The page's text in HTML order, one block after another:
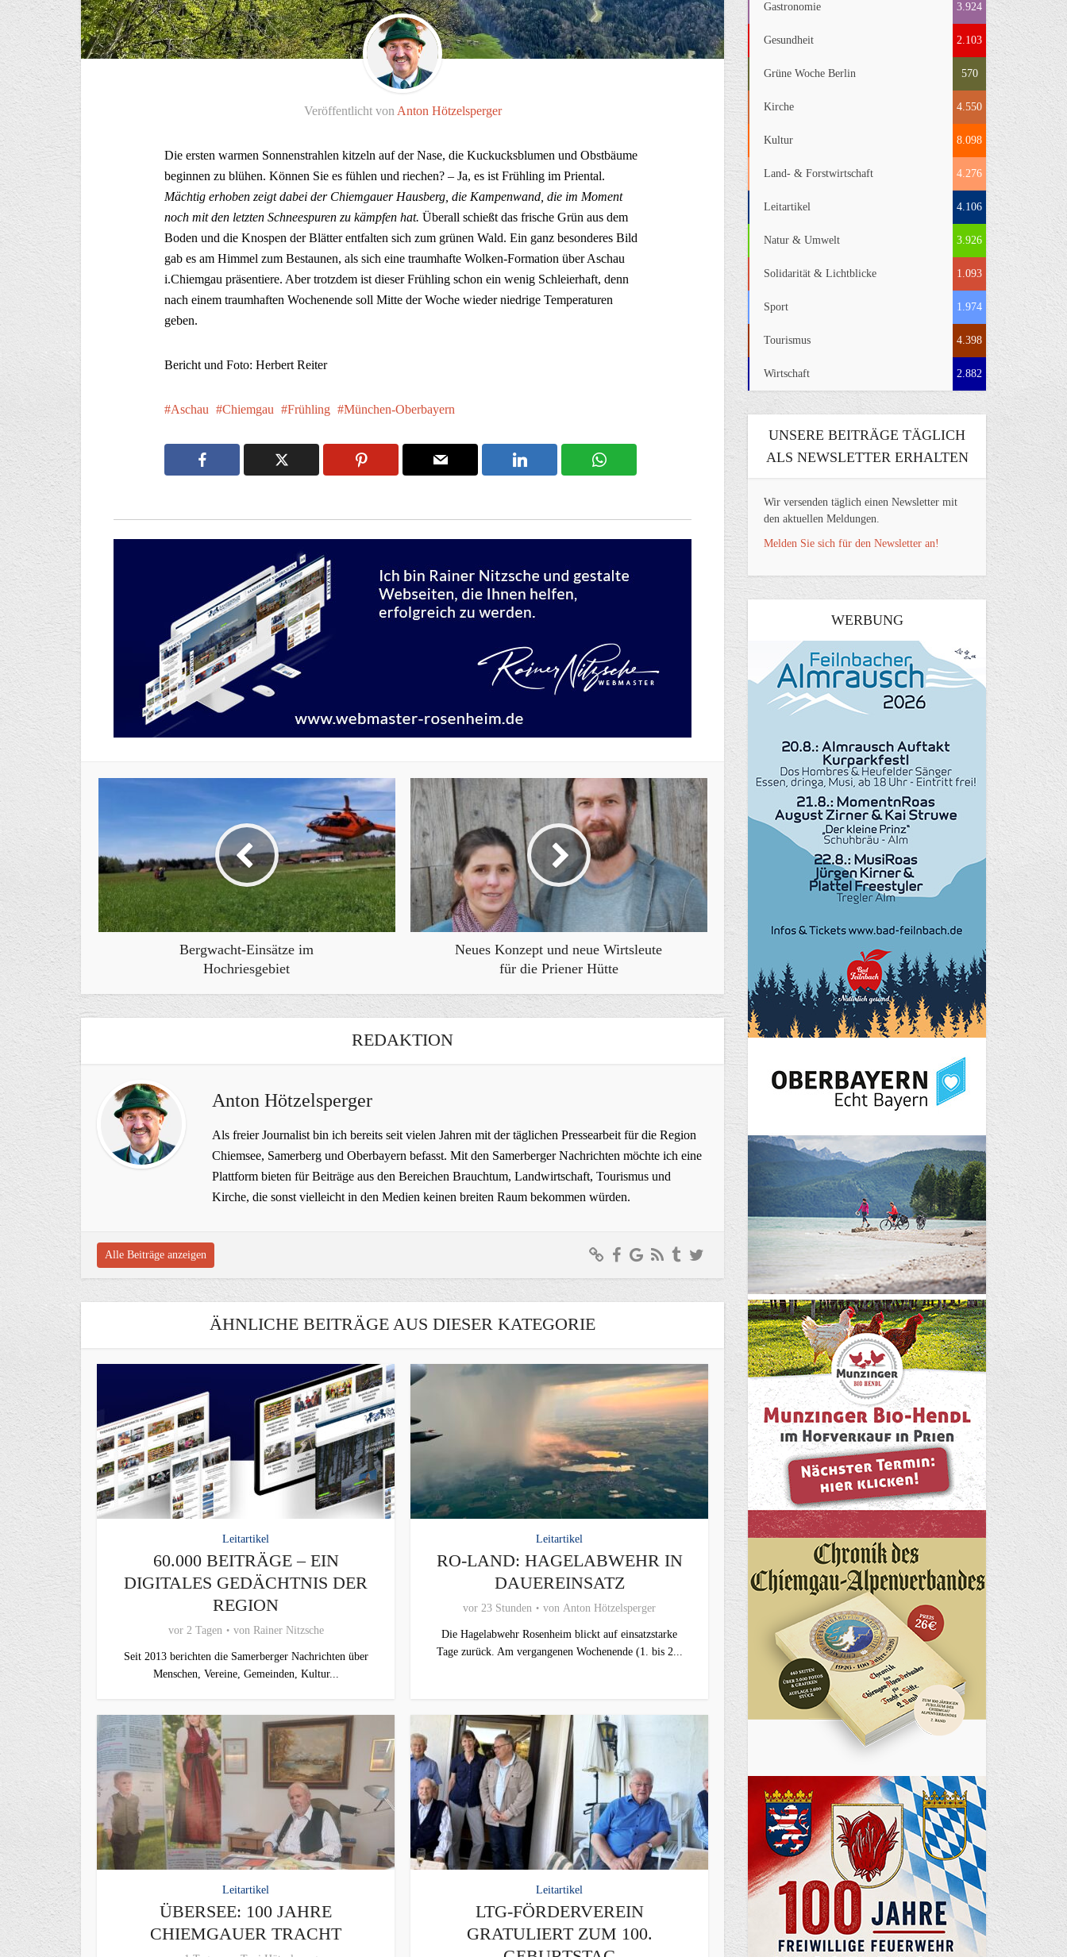
Veröffentlicht von Anton Hötzelsperger
Die ersten warmen Sonnenstrahlen kitzeln auf der Nase, die Kuckucksblumen und Obstbäume
beginnen zu blühen. Können Sie es fühlen und riechen? – Ja, es ist Frühling im Priental.
Mächtig erhoben zeigt dabei der Chiemgauer Hausberg, die Kampenwand, die im Moment
noch mit den letzten Schneespuren zu kämpfen hat. Überall schießt das frische Grün aus dem
Boden und die Knospen der Blätter entfalten sich zum grünen Wald. Ein ganz besonderes Bild
gab es am Himmel zum Bestaunen, als sich eine traumhafte Wolken-Formation über Aschau
i.Chiemgau präsentiere. Aber trotzdem ist dieser Frühling schon ein wenig Schleierhaft, denn
nach einem traumhaften Wochenende soll Mitte der Woche wieder niedrige Temperaturen
geben.
Bericht und Foto: Herbert Reiter
Aschau Chiemgau Frühling München-Oberbayern
Bergwacht-Einsätze im
Hochriesgebiet
Neues Konzept und neue Wirtsleute
für die Priener Hütte
REDAKTION
Anton Hötzelsperger
Als freier Journalist bin ich bereits seit vielen Jahren mit der täglichen Pressearbeit für die Region
Chiemsee, Samerberg und Oberbayern befasst. Mit den Samerberger Nachrichten möchte ich eine
Plattform bieten für Beiträge aus den Bereichen Brauchtum, Landwirtschaft, Tourismus und
Kirche, die sonst vielleicht in den Medien keinen breiten Raum bekommen würden.
Alle Beiträge anzeigen
ÄHNLICHE BEITRÄGE AUS DIESER KATEGORIE
Leitartikel
60.000 BEITRÄGE – EIN
DIGITALES GEDÄCHTNIS DER
REGION
vor 2 Tagen von Rainer Nitzsche
Seit 2013 berichten die Samerberger Nachrichten über
Menschen, Vereine, Gemeinden, Kultur...
Leitartikel
RO-LAND: HAGELABWEHR IN
DAUEREINSATZ
vor 23 Stunden von Anton Hötzelsperger
Die Hagelabwehr Rosenheim blickt auf einsatzstarke
Tage zurück. Am vergangenen Wochenende (1. bis 2...
Leitartikel
ÜBERSEE: 100 JAHRE
CHIEMGAUER TRACHT
Leitartikel
LTG-FÖRDERVEREIN
GRATULIERT ZUM 100.
Gastronomie 3.924
Gesundheit 2.103
Grüne Woche Berlin 570
Kirche 4.550
Kultur 8.098
Land- & Forstwirtschaft 4.276
Leitartikel 4.106
Natur & Umwelt 3.926
Solidarität & Lichtblicke 1.093
Sport 1.974
Tourismus 4.398
Wirtschaft 2.882
UNSERE BEITRÄGE TÄGLICH
ALS NEWSLETTER ERHALTEN
Wir versenden täglich einen Newsletter mit
den aktuellen Meldungen.
Melden Sie sich für den Newsletter an!
WERBUNG